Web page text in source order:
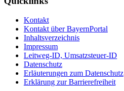
Kontakt
Kontakt über BayernPortal
Inhaltsverzeichnis
Impressum
Leitweg-ID, Umsatzsteuer-ID
Datenschutz
Erläuterungen zum Datenschutz
Erklärung zur Barrierefreiheit